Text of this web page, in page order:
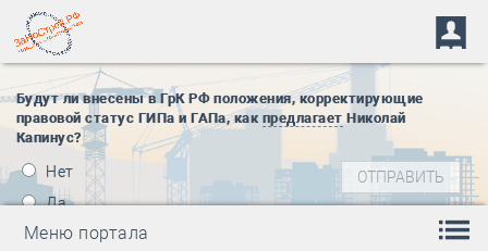
Будут ли внесены в ГрК РФ положения, корректирующие
правовой статус ГИПа и ГАПа, как предлагает Николай
Капинус?
Нет
Да
Меню портала